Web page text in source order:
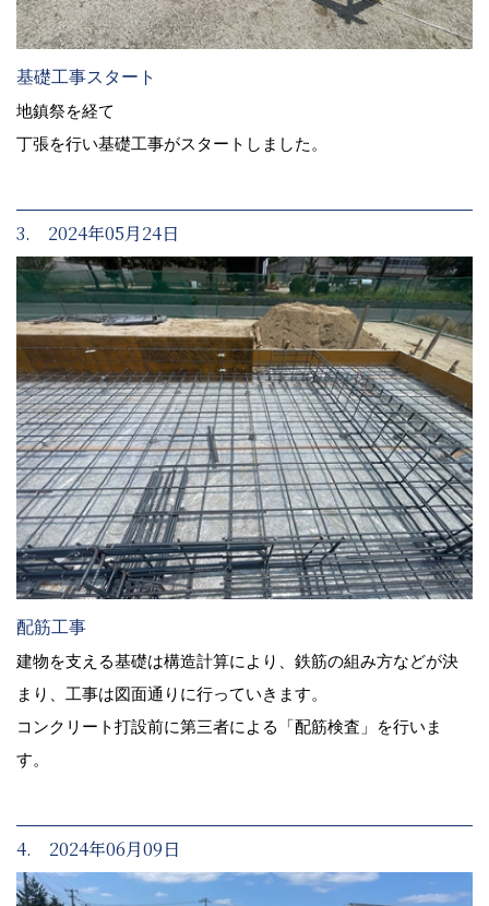
基礎工事スタート
地鎮祭を経て
丁張を行い基礎工事がスタートしました。
3. 2024年05月24日
配筋工事
建物を支える基礎は構造計算により、鉄筋の組み方などが決
まり、工事は図面通りに行っていきます。
コンクリート打設前に第三者による「配筋検査」を行いま
す。
4. 2024年06月09日